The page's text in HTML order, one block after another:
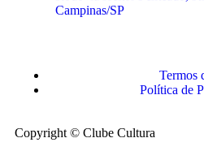
Campinas/SP
Termos
Política de
Copyright © Clube Cultura